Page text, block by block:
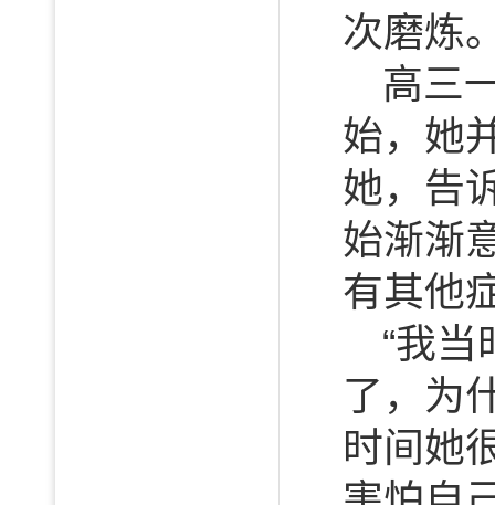
次磨炼
高三
始，她
她，告
始渐渐
有其他
“我
了，为
时间她